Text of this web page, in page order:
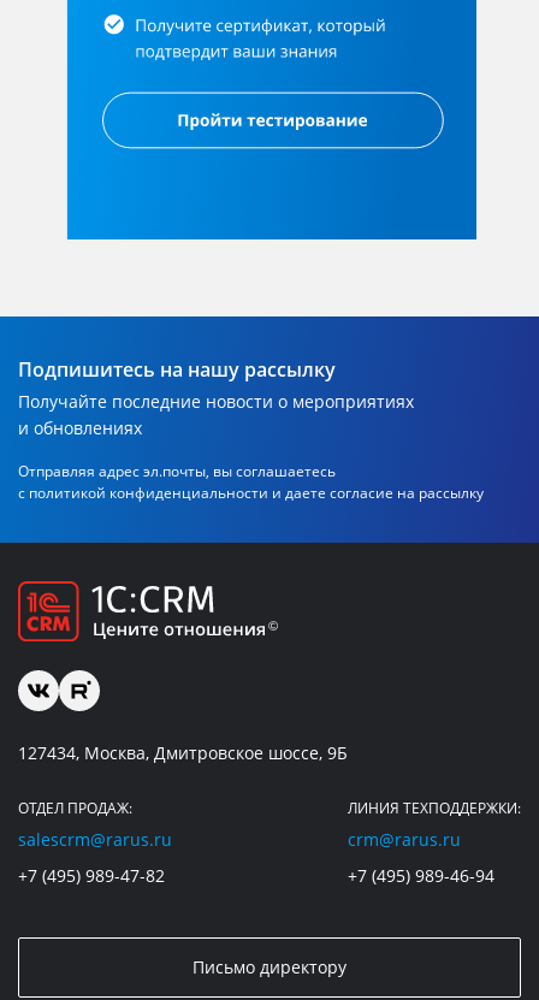
Подпишитесь на нашу рассылку
Получайте последние новости о мероприятиях
и обновлениях
Отправляя адрес эл.почты, вы соглашаетесь
с политикой конфиденциальности и даете согласие на рассылку
127434, Москва, Дмитровское шоссе, 9Б
ОТДЕЛ ПРОДАЖ:
salescrm@rarus.ru
+7 (495) 989-47-82
ЛИНИЯ ТЕХПОДДЕРЖКИ:
crm@rarus.ru
+7 (495) 989-46-94
Письмо директору